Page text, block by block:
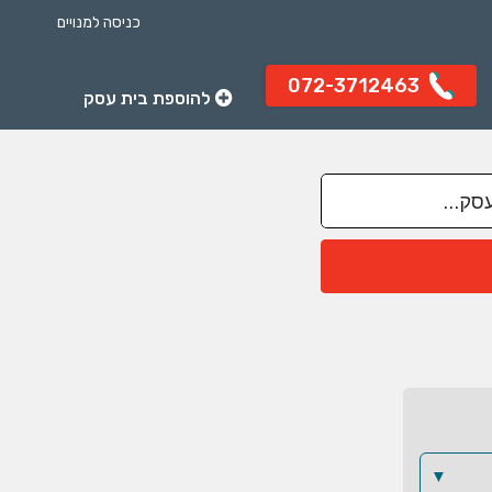
כניסה למנויים
072-3712463
להוספת בית עסק
▼